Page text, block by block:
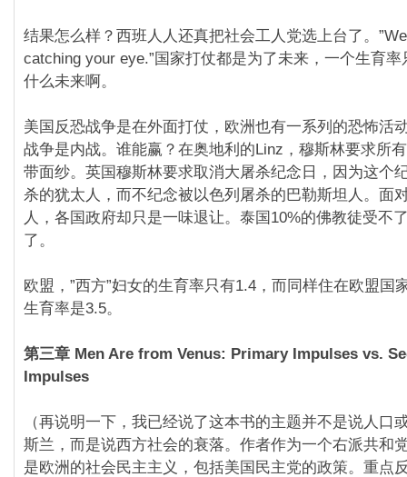
结果怎么样？西班人人还真把社会工人党选上台了。
catching your eye.”国家打仗都是为了未来，一个生育
什么未来啊。
美国反恐战争是在外面打仗，欧洲也有一系列的恐怖活
战争是内战。谁能赢？在奥地利的Linz，穆斯林要求所
带面纱。英国穆斯林要求取消大屠杀纪念日，因为这个
杀的犹太人，而不纪念被以色列屠杀的巴勒斯坦人。面
人，各国政府却只是一味退让。泰国10%的佛教徒受不
了。
欧盟，”西方”妇女的生育率只有1.4，而同样住在欧盟国
生育率是3.5。
第三章 Men Are from Venus: Primary Impulses vs.
Impulses
（再说明一下，我已经说了这本书的主题并不是说人口
斯兰，而是说西方社会的衰落。作者作为一个右派共和
是欧洲的社会民主主义，包括美国民主党的政策。重点